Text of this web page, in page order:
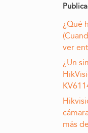
¿Qué
ver
¿Un
más